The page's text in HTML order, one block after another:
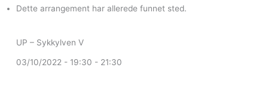
Dette arrangement har allerede funnet sted.
UP – Sykkylven V
03/10/2022 - 19:30 - 21:30